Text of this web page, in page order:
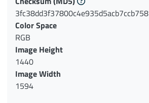
3fc38dd3f37800c4e935d5acb7ccb758
Color Space
RGB
Image Height
1440
Image Width
1594